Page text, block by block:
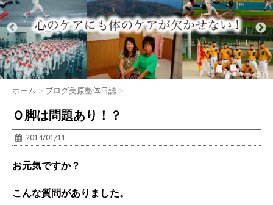
ホーム > ブログ美原整体日誌 >
Ｏ脚は問題あり！？
2014/01/11
お元気ですか？
こんな質問がありました。